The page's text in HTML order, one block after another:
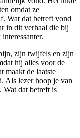
omdat ze
Wat dat betreft vond
in dit verhaal die bij
zijn twijfels en zijn
hij alles voor de
maakt de laatste
Als lezer hoop je van
Wat dat betreft is